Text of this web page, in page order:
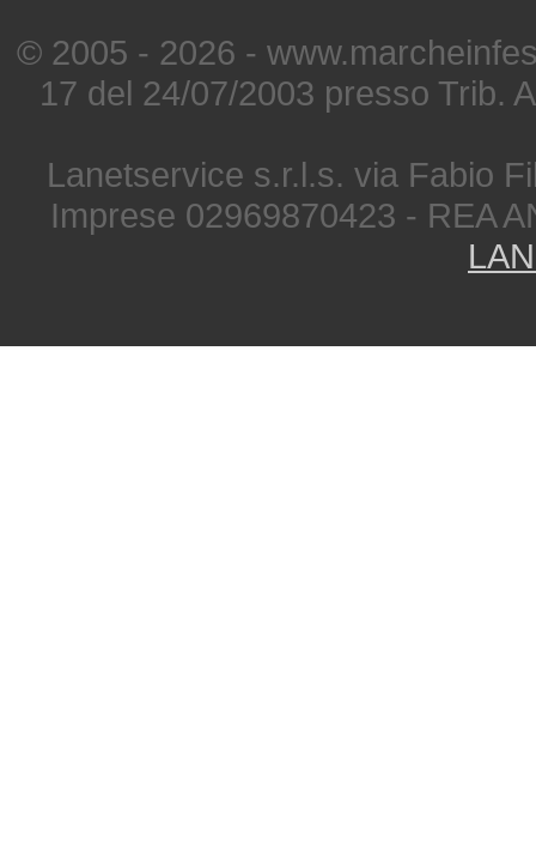
© 2005 - 2026 -
17 del 24/07/2003 presso Trib.
Lanetservice s.r.l.s. via Fabio
Imprese 02969870423 - REA